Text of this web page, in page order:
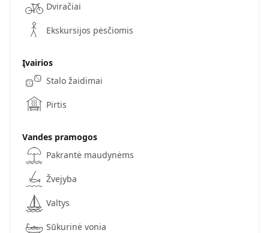
Dviračiai
Ekskursijos pėsčiomis
Įvairios
Stalo žaidimai
Pirtis
Vandes pramogos
Pakrantė maudynėms
Žvejyba
Valtys
Sūkurinė vonia